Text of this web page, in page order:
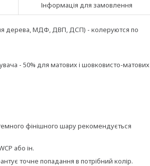
Інформація для замовлення
дерева, МДФ, ДВП, ДСП) - колеруются по
- 50% для матових і шовковисто-матових
фінішного шару рекомендується
або ін.
точне попадання в потрібний колір.